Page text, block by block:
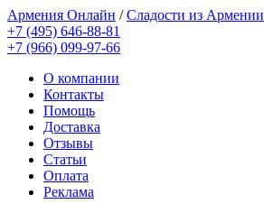
Армения Онлайн /Сладости из Армении
+7 (495) 646-88-81
+7 (966) 099-97-66
О компании
Контакты
Помощь
Доставка
Отзывы
Статьи
Оплата
Реклама